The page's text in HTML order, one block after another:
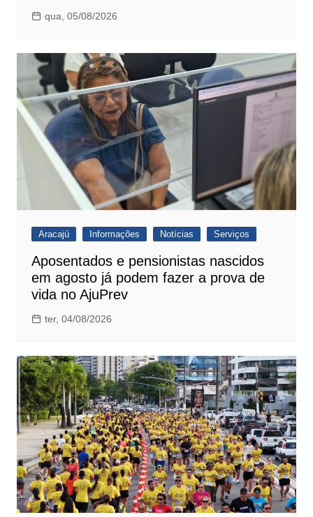
qua, 05/08/2026
Aracajú Informações Notícias Serviços
Aposentados e pensionistas nascidos
em agosto já podem fazer a prova de
vida no AjuPrev
ter, 04/08/2026